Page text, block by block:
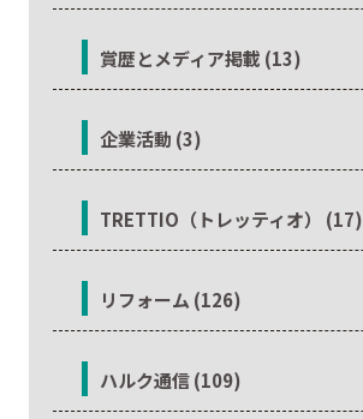
賞歴とメディア掲載 (13)
企業活動 (3)
TRETTIO（トレッティオ） (17)
リフォーム (126)
ハルク通信 (109)